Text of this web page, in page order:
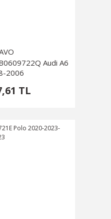
Audi A6
2006
TL